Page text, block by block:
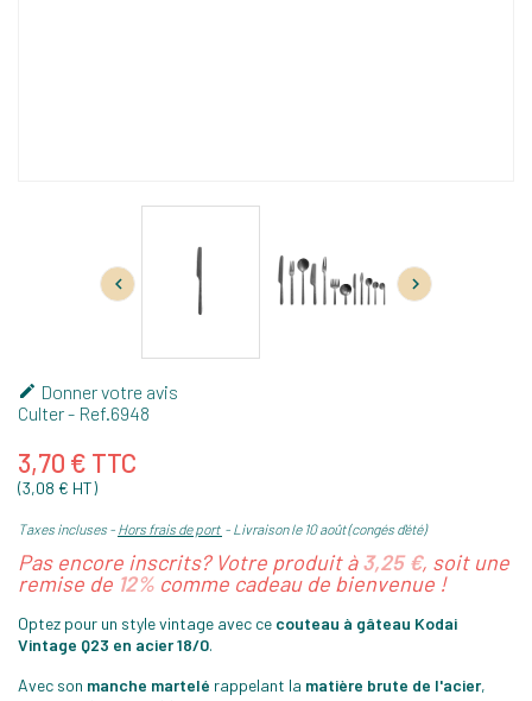
 
 Donner votre avis
Culter- Ref.6948
3,70 € TTC
(3,08 € HT)
Taxes incluses Hors frais de port Livraison le 10 août (congés d'été)
Pas encore inscrits? Votre produit à3,25 €, soit une
remise de 12% comme cadeau de bienvenue !
Optez pour un style vintage avec ce couteau à gâteau Kodai
Vintage Q23 en acier 18/0.
Avec son manche martelé rappelant la matière brute de l'acier,